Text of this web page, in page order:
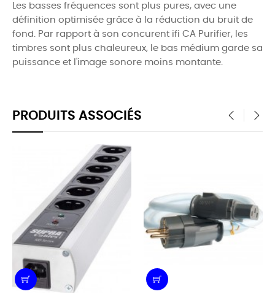
Les basses fréquences sont plus pures, avec une
définition optimisée grâce à la réduction du bruit de
fond. Par rapport à son concurent ifi CA Purifier, les
timbres sont plus chaleureux, le bas médium garde sa
puissance et l'image sonore moins montante.
PRODUITS ASSOCIÉS